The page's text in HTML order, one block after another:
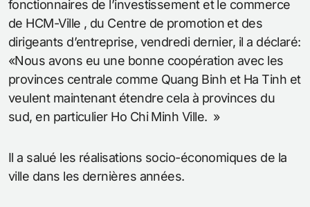
fonctionnaires de l’investissement et le commerce
de HCM-Ville , du Centre de promotion et des
dirigeants d’entreprise, vendredi dernier, il a déclaré:
«Nous avons eu une bonne coopération avec les
provinces centrale comme Quang Binh et Ha Tinh et
veulent maintenant étendre cela à provinces du
sud, en particulier Ho Chi Minh Ville. »
Il a salué les réalisations socio-économiques de la
ville dans les dernières années.